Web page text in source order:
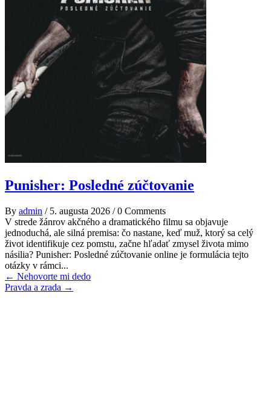
Punisher: Posledné zúčtovanie
By admin / 5. augusta 2026 /0 Comments
V strede žánrov akčného a dramatického filmu sa objavuje
jednoduchá, ale silná premisa: čo nastane, keď muž, ktorý sa celý
život identifikuje cez pomstu, začne hľadať zmysel života mimo
násilia? Punisher: Posledné zúčtovanie online je formulácia tejto
otázky v rámci...
Post
navigation
← Nehovorte mi dedo
Pravda a zrada →